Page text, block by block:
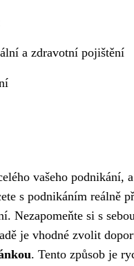
a zdravotní pojištění
vašeho podnikání,
s podnikáním reálně
Nezapomeňte si s
je vhodné zvolit
. Tento způsob je